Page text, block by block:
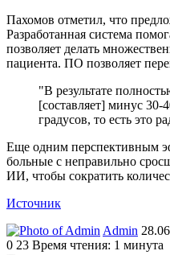
Пахомов отметил, что
Разработанная система
позволяет делать
пациента. ПО позволяет
"В результате
[составляет] минус 30-
градусов, то есть это
Еще одним перспективным
больные с неправильно
ИИ, чтобы сократить
Источник
Admin Send
an
0 23 Время чтения: 1 минута